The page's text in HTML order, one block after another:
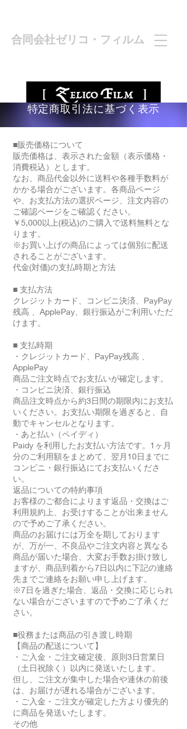
合同会社ゼリコ・フィルム
特定商取引法に基づく表示
■販売価格について
販売価格は、表示された金額（表示価格・
消費税込）とします。
なお、商品代金以外に送料や各種手数料が
かかる場合がございます。各商品ページ
や、お支払方法の選択ページ、注文内容の
ご確認ページをご確認ください。
￥5,000以上(税込)のご購入で送料無料とな
ります。
※お買い上げの商品によっては個別に配送
されることがございます。
代金(対価)の支払時期と方法
■ 支払方法
クレジットカード、コンビニ決済、PayPay
残高 、ApplePay、銀行振込がご利用いただ
けます。
■ 支払時期
・クレジットカード、PayPay残高 、
ApplePay
商品ご注文時点でお支払いが確定します。
・コンビニ決済、銀行振込
商品注文時点から約3日間の期限内にお支払
いください。お支払い期限を過ぎると、自
動でキャンセルとなります。
・あと払い（ペイディ）
Paidy を利用したお支払い方法です。1ヶ月
分のご利用額をまとめて、翌月10日までに
コンビニ・銀行振込にてお支払いくださ
い。
返品についての特約事項
お客様のご都合によります返品・交換はご
利用規約上、お受けすることが出来ません
ので予めご了承ください。
商品のお届けには万全を期しております
が、万が一、不良品やご注文内容と異なる
商品が届いた場合、大変お手数お掛け致し
ますが、商品到着から7日以内に下記の連絡
先までご連絡をお願い申し上げます。
※7日を過ぎた場合、返品・交換に応じられ
ない場合がございますので予めご了承くだ
さい。
■役務または商品の引き渡し時期
【商品の配送について】
・ご入金・ご注文確定後、原則3日営業日
（土日祝除く）以内に発送いたします。
但し、ご注文が集中した場合や連休の前後
は、お届けが遅れる場合がございます。
・ご入金・ご注文が確定した方より優先的
に商品を発送いたします。
その他